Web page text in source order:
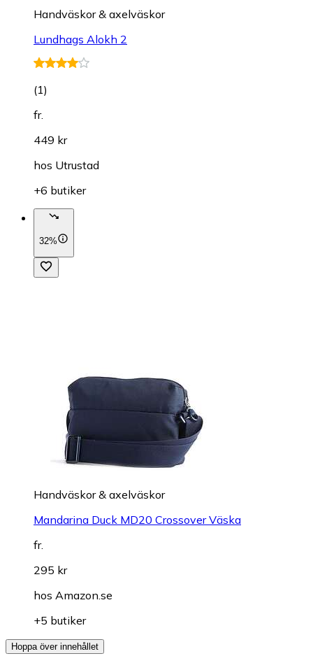
Handväskor & axelväskor
Lundhags Alokh 2
(1)
fr.
449 kr
hos Utrustad
+6 butiker
32%
Handväskor & axelväskor
Mandarina Duck MD20 Crossover Väska
fr.
295 kr
hos Amazon.se
+5 butiker
Hoppa över innehållet